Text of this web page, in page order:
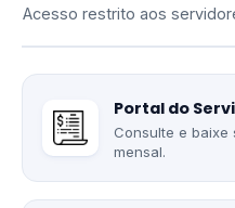
Acesso restrito aos
Portal do
Consulte e
mensal.